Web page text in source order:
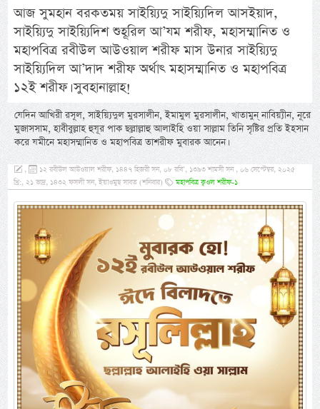
আজ সুমহান বরকতময় সাইয়্যিদু সাইয়্যিদিল আসইয়াদ,
সাইয়্যিদু সাইয়্যিদিশ শুহূরিল আ’যম শরীফ, মহাসম্মানিত ও
মহাপবিত্র রবীউল আউওয়াল শরীফ মাস উনার সাইয়্যিদু
সাইয়্যিদিল আ’দাদ শরীফ অর্থাৎ মহাসম্মানিত ও মহাপবিত্র
১২ই শরীফ। সুবহানাল্লাহ!
যেদিন আখিরী রসূল, সাইয়্যিদুল মুরসালীন, ইমামুল মুরসালীন, খাতামুন্ নাবিয়্যীন, নূরে
মুজাসসাম, হাবীবুল্লাহ হুযূর পাক ছল্লাল্লাহু আলাইহি ওয়া সাল্লাম তিনি সৃষ্টির প্রতি ইহসান
করে যমীনে মহাসম্মানিত ও মহাপবিত্র তাশরীফ মুবারক আনেন।
,
১২ রবীউল আউওয়াল শরীফ, ১৪৪৭ হিজরী সন, ০৮ রবি’, ১৩৯৩ শামসী সন , ০৬ সেপ্টেম্বর, ২০২৫
খ্রি:, ২১ ভাদ্র, ১৪৩২ ফসলী সন, ইয়াওমুছ সাবত (শনিবার)
মহাপবিত্র ক্বওল শরীফ-১